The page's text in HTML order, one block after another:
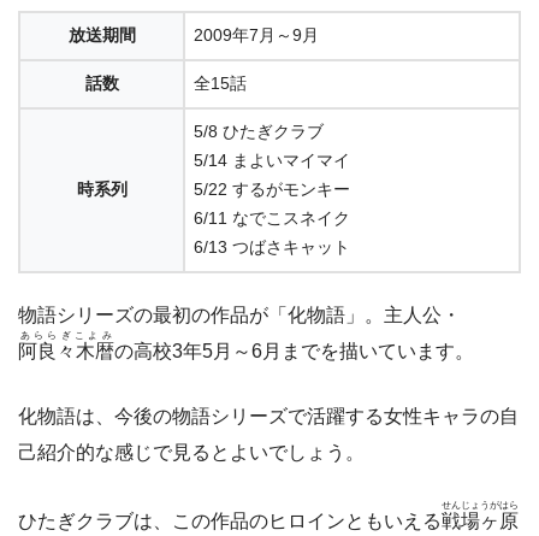
放送期間 2009年7月～9月
話数 全15話
時系列
5/8 ひたぎクラブ
5/14 まよいマイマイ
5/22 するがモンキー
6/11 なでこスネイク
6/13 つばさキャット
物語シリーズの最初の作品が「化物語」。主人公・
阿良々木暦
あららぎこよみ
の高校3年5月～6月までを描いています。
化物語は、今後の物語シリーズで活躍する女性キャラの自
己紹介的な感じで見るとよいでしょう。
ひたぎクラブは、この作品のヒロインともいえる戦場ヶ原
せんじょうがはら